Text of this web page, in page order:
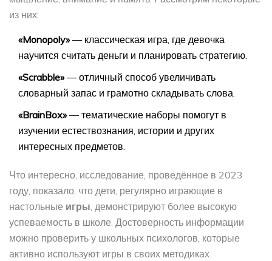
из них:
«Monopoly»— классическая игра, где девочка
научится считать деньги и планировать стратегию.
«Scrabble»— отличный способ увеличивать
словарный запас и грамотно складывать слова.
«BrainBox»— тематические наборы помогут в
изучении естествознания, истории и других
интересных предметов.
Что интересно, исследование, проведённое в 2023
году, показало, что дети, регулярно играющие в
настольные игры, демонстрируют более высокую
успеваемость в школе. Достоверность информации
можно проверить у школьных психологов, которые
активно используют игры в своих методиках.